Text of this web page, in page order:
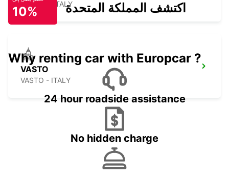
LATINA - ITALY
VASTO
VASTO - ITALY
10% اكتشف المملكة المتحدة
Why renting car with Europcar ?
24 hour roadside assistance
No hidden charge